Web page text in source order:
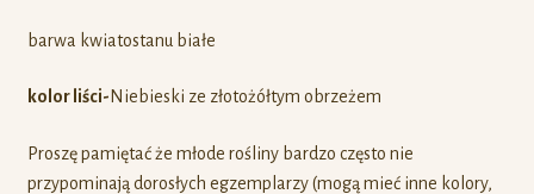
barwa kwiatostanu białe
kolor liści- Niebieski ze złotożółtym obrzeżem
Proszę pamiętać że młode rośliny bardzo często nie
przypominają dorosłych egzemplarzy (mogą mieć inne kolory,